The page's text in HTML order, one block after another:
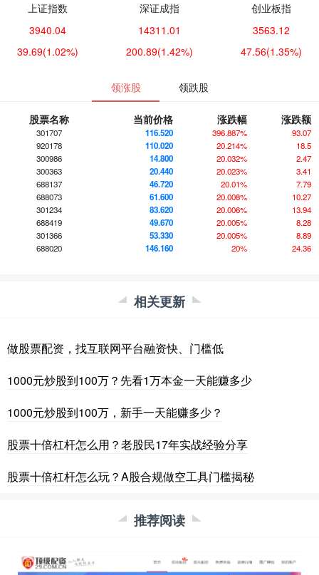
上证指数
3940.04
39.69(1.02%)
深证成指
14311.01
200.89(1.42%)
创业板指
3563.12
47.56(1.35%)
领涨股 领跌股
股票名称 当前价格 涨跌幅 涨跌额
301707 116.520 396.887%
93.07
920178
110.020 20.214%
18.5
300986
14.800 20.032%
2.47
300363
20.440 20.023%
3.41
688137
46.720 20.01%
7.79
688073
61.600 20.008%
10.27
301234
83.620 20.006%
13.94
688419
49.670 20.005%
8.28
301366
53.330 20.005%
8.89
688020
146.160 20% 24.36
相关更新
做股票配资，找互联网平台融资快、门槛低
1000元炒股到100万？先看1万本金一天能赚多少
1000元炒股到100万，新手一天能赚多少？
股票十倍杠杆怎么用？老股民17年实战经验分享
股票十倍杠杆怎么玩？A股合规做空工具门槛揭秘
推荐阅读